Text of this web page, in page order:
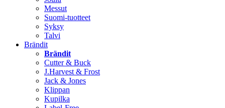
Messut
Suomi-tuotteet
Syksy
Talvi
Brändit
Brändit
Cutter & Buck
J.Harvest & Frost
Jack & Jones
Klippan
Kupilka